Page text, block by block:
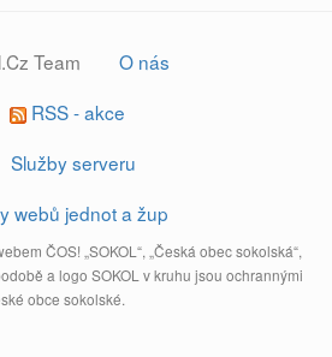
Team
O nás
RSS - akce
Služby serveru
webů jednot a žup
ČOS! „SOKOL“, „Česká obec sokolská“,
a logo SOKOL v kruhu jsou ochrannými
obce sokolské.